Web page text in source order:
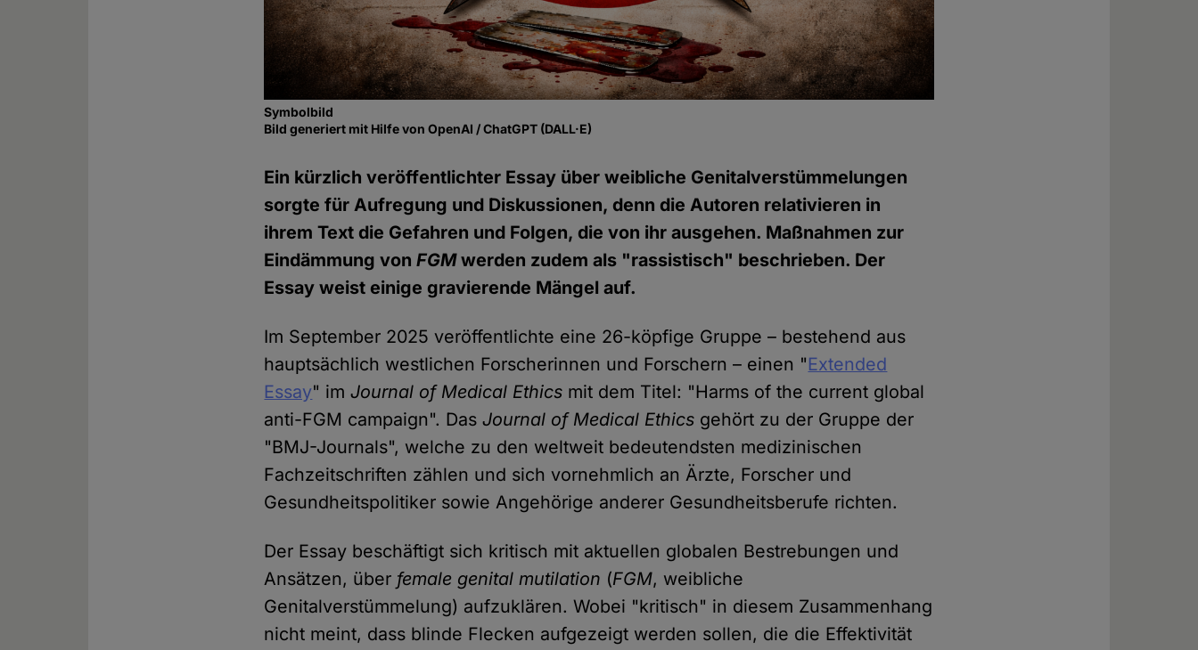
Symbolbild
Bild generiert mit Hilfe von OpenAI / ChatGPT (DALL·E)
Ein kürzlich veröffentlichter Essay über weibliche Genitalverstümmelungen
sorgte für Aufregung und Diskussionen, denn die Autoren relativieren in
ihrem Text die Gefahren und Folgen, die von ihr ausgehen. Maßnahmen zur
Eindämmung vonFGMwerden zudem als "rassistisch" beschrieben. Der
Essay weist einige gravierende Mängel auf.
Im September 2025 veröffentlichte eine 26-köpfige Gruppe – bestehend aus
hauptsächlich westlichen Forscherinnen und Forschern – einen "Extended
Essay" imJournal of Medical Ethics mit dem Titel: "Harms of the current global
anti-FGM campaign". DasJournal of Medical Ethics gehört zu der Gruppe der
"BMJ-Journals", welche zu den weltweit bedeutendsten medizinischen
Fachzeitschriften zählen und sich vornehmlich an Ärzte, Forscher und
Gesundheitspolitiker sowie Angehörige anderer Gesundheitsberufe richten.
Der Essay beschäftigt sich kritisch mit aktuellen globalen Bestrebungen und
Ansätzen, über female genital mutilation (FGM, weibliche
Genitalverstümmelung) aufzuklären. Wobei "kritisch" in diesem Zusammenhang
nicht meint, dass blinde Flecken aufgezeigt werden sollen, die die Effektivität